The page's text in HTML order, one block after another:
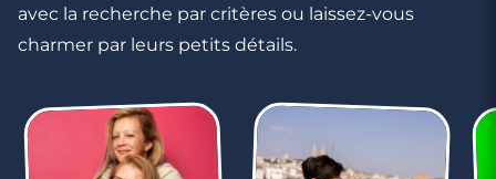
avec la recherche par critères ou laissez-vous
charmer par leurs petits détails.